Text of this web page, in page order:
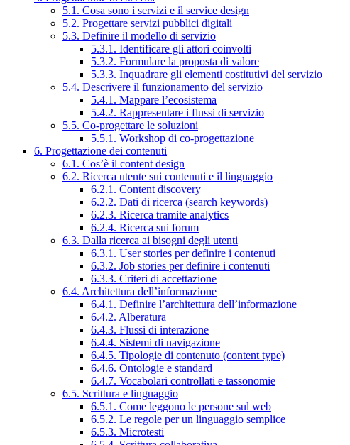
5.1. Cosa sono i servizi e il service design
5.2. Progettare servizi pubblici digitali
5.3. Definire il modello di servizio
5.3.1. Identificare gli attori coinvolti
5.3.2. Formulare la proposta di valore
5.3.3. Inquadrare gli elementi costitutivi del servizio
5.4. Descrivere il funzionamento del servizio
5.4.1. Mappare l’ecosistema
5.4.2. Rappresentare i flussi di servizio
5.5. Co-progettare le soluzioni
5.5.1. Workshop di co-progettazione
6. Progettazione dei contenuti
6.1. Cos’è il content design
6.2. Ricerca utente sui contenuti e il linguaggio
6.2.1. Content discovery
6.2.2. Dati di ricerca (search keywords)
6.2.3. Ricerca tramite analytics
6.2.4. Ricerca sui forum
6.3. Dalla ricerca ai bisogni degli utenti
6.3.1. User stories per definire i contenuti
6.3.2. Job stories per definire i contenuti
6.3.3. Criteri di accettazione
6.4. Architettura dell’informazione
6.4.1. Definire l’architettura dell’informazione
6.4.2. Alberatura
6.4.3. Flussi di interazione
6.4.4. Sistemi di navigazione
6.4.5. Tipologie di contenuto (content type)
6.4.6. Ontologie e standard
6.4.7. Vocabolari controllati e tassonomie
6.5. Scrittura e linguaggio
6.5.1. Come leggono le persone sul web
6.5.2. Le regole per un linguaggio semplice
6.5.3. Microtesti